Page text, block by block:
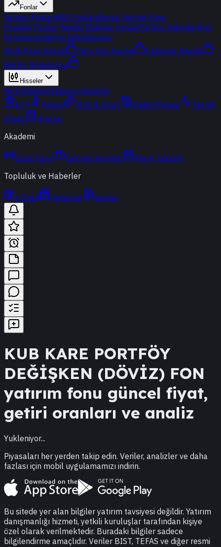
Fonlar
Yatırım FonlarıBES FonlarıBorsa Yatırım Fonu
Popüler Fonlar YeniBir Bakışta FonlarPortföy ŞirketleriFon
KarşılaştırmaFon Simülasyonu
Akıllı Para Sinyali
Ters Fon Arama
Çakışma Analizi
Sektör Rotasyonu
Hisseler
Yerli HisselerYabancı Hisseler
ETF
Kripto Altın & Döviz Vadeli Piyasa
Teknik
Analiz
Araçlar
Akademi
Canlı Yayın Geçmiş Yayınlar
Yayın Takvimi
Topluluk ve Haberler
t-Chat Haberler Yazılar
KUB KARE PORTFÖY
DEĞİŞKEN (DÖVİZ) FON
yatırım fonu güncel fiyat,
getiri oranları ve analiz
Yukleniyor...
Piyasaları her yerden takip edin. Veriler, analizler ve daha
fazlası için mobil uygulamamızı indirin.
Bu sitede yer alan bilgiler yatırım tavsiyesi değildir. Yatırım
danışmanlığı hizmeti, yetkili kuruluşlar tarafından kişiye
özel olarak verilmektedir. Buradaki bilgiler sadece
bilgilendirme amaçlıdır. Veriler BIST, TEFAS ve diğer resmi